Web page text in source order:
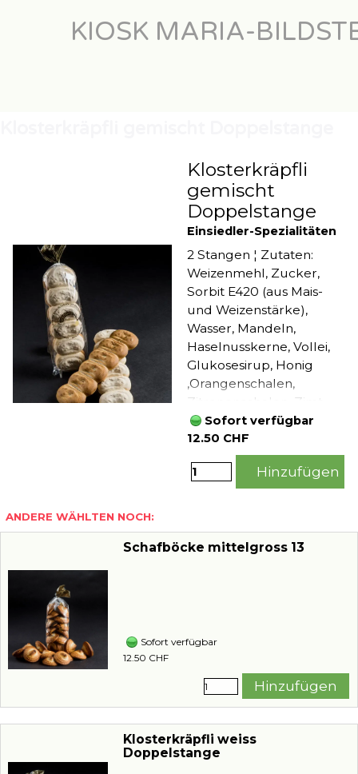
KIOSK MARIA-
Klosterkräpfli
gemischt
Doppelstange
Einsiedler-Spezialitäten
2 Stangen ¦ Zutaten:
Weizenmehl, Zucker,
Sorbit E420 (aus Mais-
und Weizenstärke),
Wasser, Mandeln,
Haselnusskerne, Vollei,
Glukosesirup, Honig
,Orangenschalen,
Zitronenschalen, Zimt,
Nelken, Triebsalz
(Backtriebmittel
E503,504),
Überzugsmittel (E414)
Sofort verfügbar
12.50 CHF
Hinzufügen
ANDERE WÄHLTEN NOCH:
Schafböcke mittelgross 13
Sofort verfügbar
12.50 CHF
Hinzufügen
Klosterkräpfli weiss
Doppelstange